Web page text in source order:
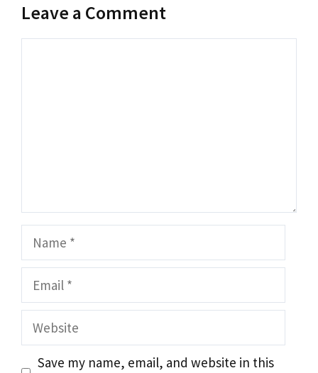
Leave a Comment
Name
Email
Website
Save my name, email, and website in this